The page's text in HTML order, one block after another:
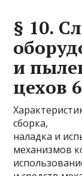
§ 10.
и
цехов
сборка,
наладка и
механизмов